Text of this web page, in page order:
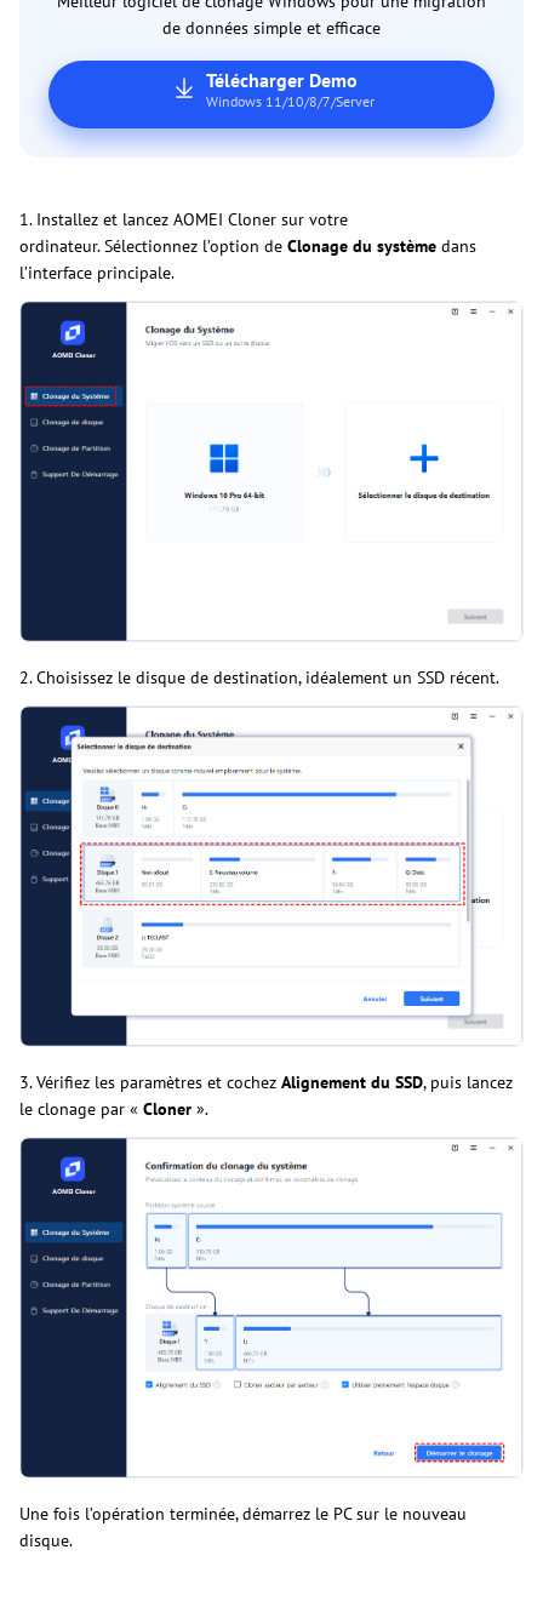
de données simple et efficace
Télécharger Demo
Windows 11/10/8/7/Server
1. Installez et lancez AOMEI Cloner sur votre
ordinateur. Sélectionnez l’option de Clonage du système dans
l’interface principale.
2. Choisissez le disque de destination, idéalement un SSD récent.
3. Vérifiez les paramètres et cochez Alignement du SSD, puis lancez
le clonage par « Cloner ».
Une fois l’opération terminée, démarrez le PC sur le nouveau
disque.